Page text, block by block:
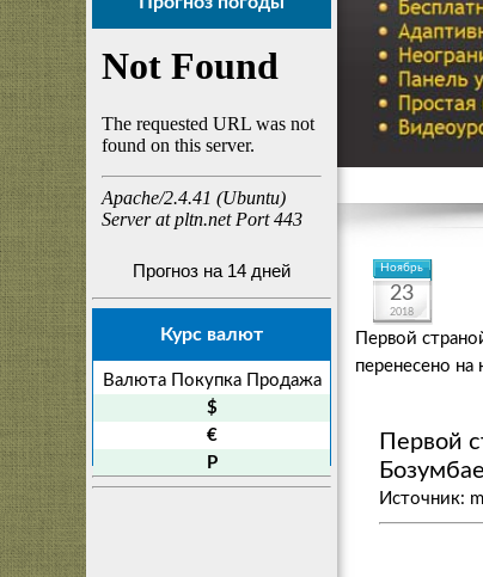
Прогноз на 14 дней
Курс валют
Валюта Покупка
Продажа
$
€
P
Ноябрь
23
2018
Первой
перенесено
Первой
Источник: